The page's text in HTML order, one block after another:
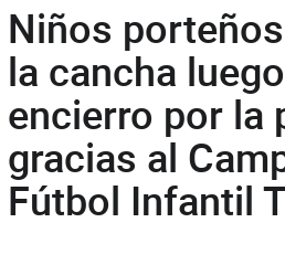
Niños
la cancha
encierro por la
gracias al
Fútbol Infantil